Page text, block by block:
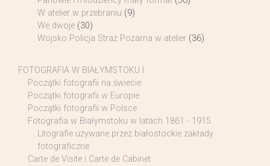
W atelier w przebraniu (9)
We dwoje (30)
Wojsko Policja Straż Pożarna w atelier (36)
FOTOGRAFIA W BIAŁYMSTOKU I
Początki fotografii na świecie
Początki fotografii w Europie
Początki fotografii w Polsce
Fotografia w Białymstoku w latach 1861 - 1915
Litografie używane przez białostockie zakłady
fotograficzne
Carte de Visite i Carte de Cabinet